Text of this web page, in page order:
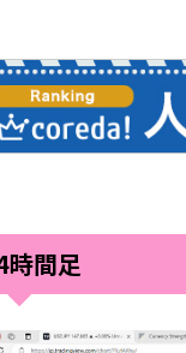
時間足